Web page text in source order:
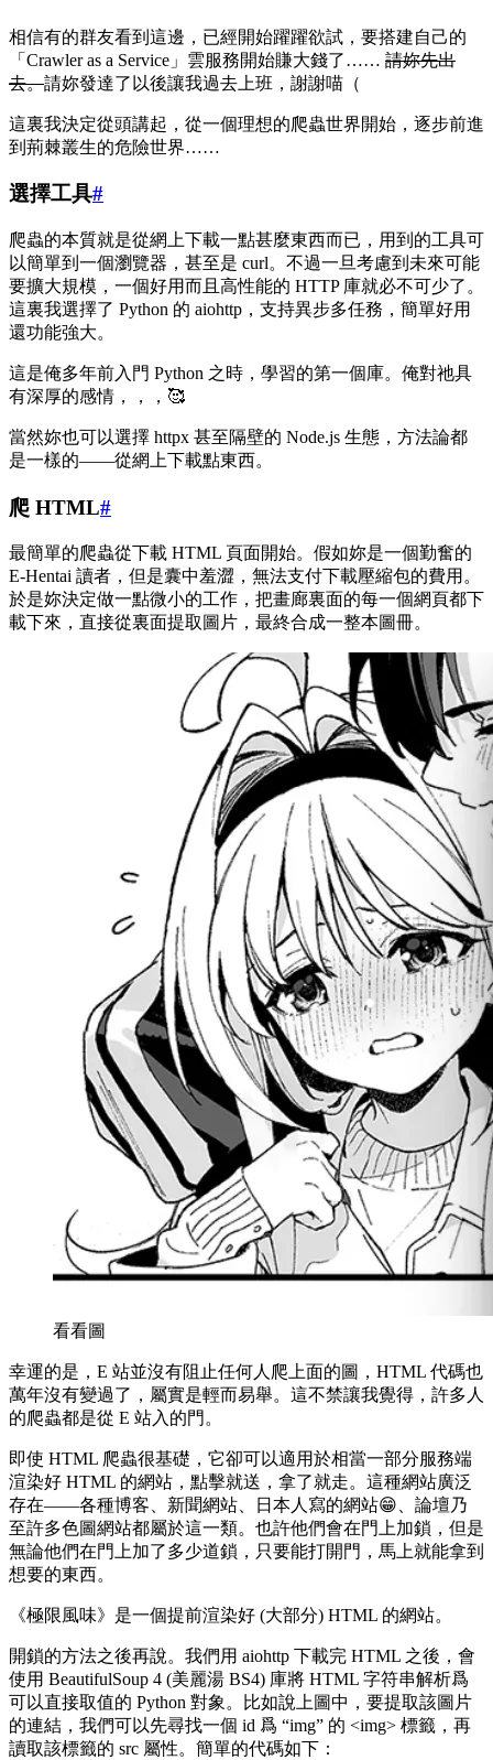
相信有的群友看到這邊，已經開始躍躍欲試，要搭建自己的
「Crawler as a Service」雲服務開始賺大錢了…… 請妳先出
去。請妳發達了以後讓我過去上班，謝謝喵（
這裏我決定從頭講起，從一個理想的爬蟲世界開始，逐步前進
到荊棘叢生的危險世界……
選擇工具#
爬蟲的本質就是從網上下載一點甚麼東西而已，用到的工具可
以簡單到一個瀏覽器，甚至是 curl。不過一旦考慮到未來可能
要擴大規模，一個好用而且高性能的 HTTP 庫就必不可少了。
這裏我選擇了 Python 的 aiohttp，支持異步多任務，簡單好用
還功能強大。
這是俺多年前入門 Python 之時，學習的第一個庫。俺對祂具
有深厚的感情，，，🥰
當然妳也可以選擇 httpx 甚至隔壁的 Node.js 生態，方法論都
是一樣的——從網上下載點東西。
爬 HTML#
最簡單的爬蟲從下載 HTML 頁面開始。假如妳是一個勤奮的
E-Hentai 讀者，但是囊中羞澀，無法支付下載壓縮包的費用。
於是妳決定做一點微小的工作，把畫廊裏面的每一個網頁都下
載下來，直接從裏面提取圖片，最終合成一整本圖冊。
看看圖
幸運的是，E 站並沒有阻止任何人爬上面的圖，HTML 代碼也
萬年沒有變過了，屬實是輕而易舉。這不禁讓我覺得，許多人
的爬蟲都是從 E 站入的門。
即使 HTML 爬蟲很基礎，它卻可以適用於相當一部分服務端
渲染好 HTML 的網站，點擊就送，拿了就走。這種網站廣泛
存在——各種博客、新聞網站、日本人寫的網站😁、論壇乃
至許多色圖網站都屬於這一類。也許他們會在門上加鎖，但是
無論他們在門上加了多少道鎖，只要能打開門，馬上就能拿到
想要的東西。
《極限風味》是一個提前渲染好 (大部分) HTML 的網站。
開鎖的方法之後再說。我們用 aiohttp 下載完 HTML 之後，會
使用 BeautifulSoup 4 (美麗湯 BS4) 庫將 HTML 字符串解析爲
可以直接取值的 Python 對象。比如說上圖中，要提取該圖片
的連結，我們可以先尋找一個 id 爲 “img” 的 <img> 標籤，再
讀取該標籤的 src 屬性。簡單的代碼如下：